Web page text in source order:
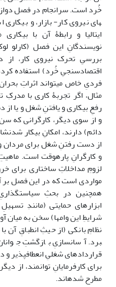
خُرد است. سرانجام در فصل
های نیروی کار- بازار، و
ایتالیا و رابطۀ آن با
نویسندگانِ این فصل (کارلو
بررسیِ تحرک نیروی کار، از
اقتصادسنجیِ خُرد) استفاده
فردیِ خاص می­تواند اثراتِ
مثال، اگر تجربۀ کاری با مدرکِ
رفعِ بیکاری و یافتنِ شغل و یا
و از سوی دیگر، کارگرانی که سن
دائم) دارند، امکانِ بیکار
از دست رفتنِ شغل برای مردان و
و کارگرانِ پاره­وقت است.
لزومِ مداخلاتِ ساختاری برای
مواردی است که در این فصل
همچنین در بحثِ
ابزارهای حمایتی (مانندِ
شرایطِ این وام­ها) سخن به میان
نظامِ بانکی (از حیثِ انطباقِ آن
برد. آسان­سازیِ بازگشتِ
قراردادهای شغلیِ انعطاف­پذیر
برای کارفرمایانِ توانمند، از
مطرح شده­اند.